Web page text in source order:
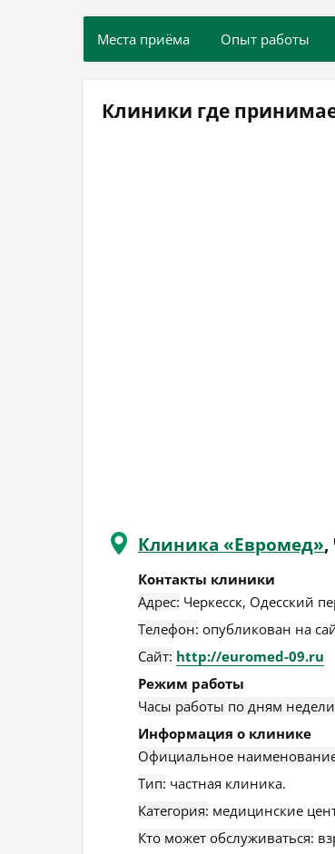
Места приёма Опыт работы
Клиники где
Клиника «Евромед»,
Контакты клиники
Адрес: Черкесск, Одесский
Телефон: опубликован на
Сайт: http://euromed-09.ru
Режим работы
Часы работы по дням
Информация о клинике
Официальное
Тип: частная клиника.
Категория: медицинские
Кто может обслуживаться: